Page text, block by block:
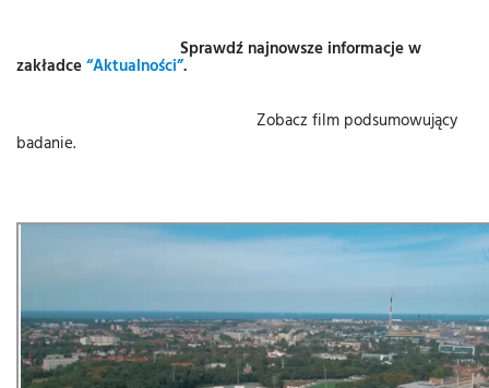
Sprawdź najnowsze informacje w
zakładce“Aktualności”.
Zobacz film podsumowujący
badanie.